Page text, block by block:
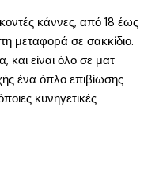
κάννες, από 18 έως
μεταφορά σε σακκίδιο.
και είναι όλο σε ματ
ένα όπλο επιβίωσης
κυνηγετικές